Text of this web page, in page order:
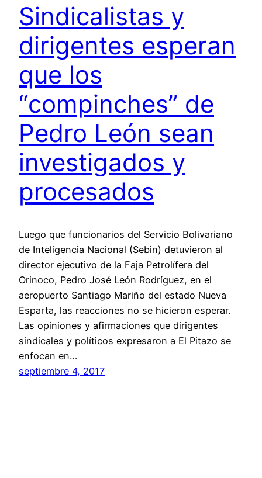
Sindicalistas y
dirigentes esperan
que los
“compinches” de
Pedro León sean
investigados y
procesados
Luego que funcionarios del Servicio Bolivariano
de Inteligencia Nacional (Sebin) detuvieron al
director ejecutivo de la Faja Petrolífera del
Orinoco, Pedro José León Rodríguez, en el
aeropuerto Santiago Mariño del estado Nueva
Esparta, las reacciones no se hicieron esperar.
Las opiniones y afirmaciones que dirigentes
sindicales y políticos expresaron a El Pitazo se
enfocan en…
septiembre 4, 2017